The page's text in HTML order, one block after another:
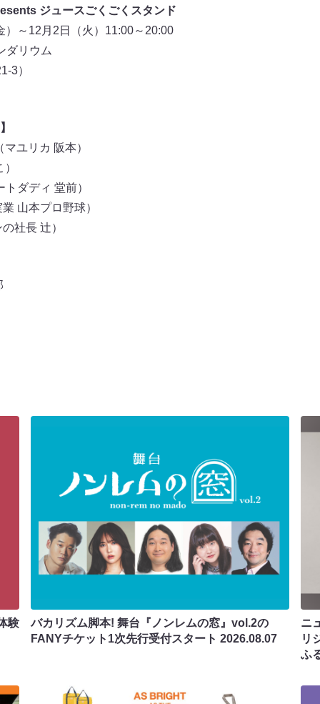
ジュースごくごくスタンド
）～12月2日（火）11:00～20:00
ダリウム
3）
ユリカ 阪本）
ダディ 堂前）
山本プロ野球）
社長 辻）
験
バカリズム脚本! 舞台『ノンレムの窓』vol.2の
FANYチケット1次先行受付スタート2026.08.07
ニ
リ
ふ